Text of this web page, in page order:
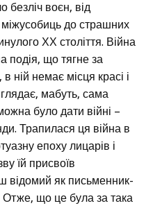
безліч воєн, від
міжусобиць до страшних
ХХ століття. Війна
подія, що тягне за
ній немає місця красі і
мабуть, сама
було дати війні –
Трапилася ця війна в
епоху лицарів і
їй присвоїв
відомий як письменник-
Отже, що це була за така